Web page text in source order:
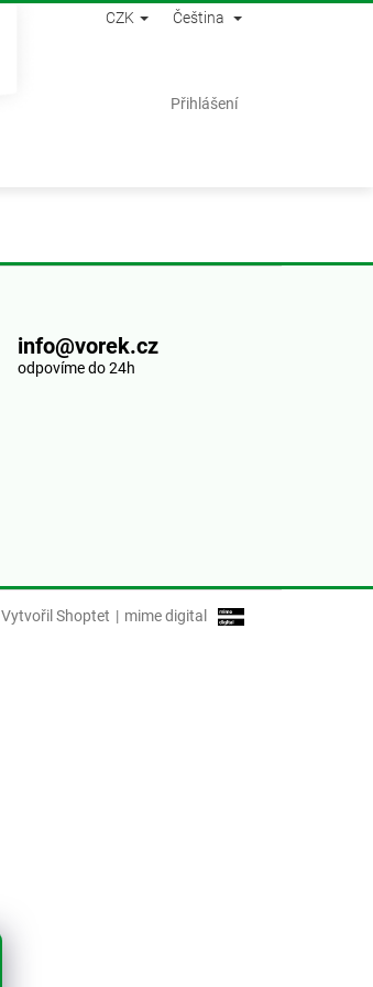
CZK Čeština
Přihlášení
info@vorek.cz
odpovíme do 24h
Vytvořil Shoptet | mime digital